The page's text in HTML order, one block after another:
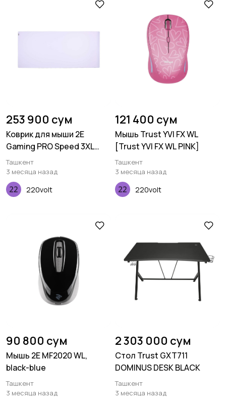
253 900 сум
Коврик для мыши 2E
Gaming PRO Speed 3XL
White (1200*550*4 мм)
Ташкент
3 месяца назад
220volt
121 400 сум
Мышь Trust YVI FX WL
[Trust YVI FX WL PINK]
Ташкент
3 месяца назад
220volt
90 800 сум
Мышь 2E MF2020 WL,
black-blue
Ташкент
3 месяца назад
2 303 000 сум
Стол Trust GXT711
DOMINUS DESK BLACK
Ташкент
3 месяца назад